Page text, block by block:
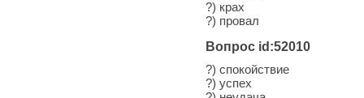
?) крах
?) провал
Вопрос id:52010
?) спокойствие
?) успех